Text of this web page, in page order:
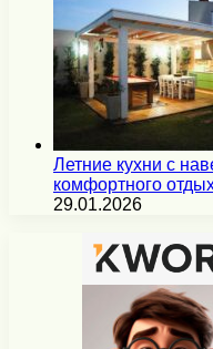
Летние кухни с
комфортного
29.01.2026